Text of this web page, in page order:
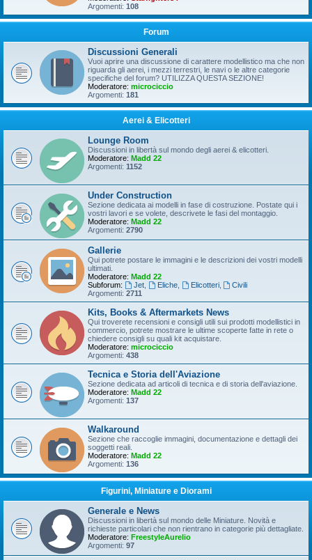
Argomenti: 108
Forum
Discussioni Generali
Vuoi aprire una discussione di carattere modellistico ma che non
riguarda gli aerei, i mezzi terrestri, le navi o le altre categorie
specifiche del forum? UTILIZZA QUESTA SEZIONE!
Moderatore: microciccio
Argomenti: 181
Aerei & Elicotteri
Lounge Room
Discussioni in libertà sul mondo degli aerei & elicotteri.
Moderatore: Madd 22
Argomenti: 1152
Under Construction
Sezione dedicata ai modelli in fase di costruzione. Postate qui i
vostri lavori e se volete, descrivete le fasi del montaggio.
Moderatore: Madd 22
Argomenti: 2790
Gallerie
Qui potrete postare le immagini e le descrizioni dei vostri modelli
ultimati.
Moderatore: Madd 22
Subforum:
Jet, Eliche, Elicotteri,
Civili
Argomenti: 2711
Kits, Books & Aftermarkets News
Qui troverete recensioni e consigli utili sui prodotti modellistici in
commercio, potrete mostrare le ultime scoperte fatte in rete o
chiedere consigli su quali kit acquistare.
Moderatore: microciccio
Argomenti: 438
Tecnica e Storia dell'Aviazione
Sezione dedicata ad articoli di tecnica e di storia dell'aviazione.
Moderatore: Madd 22
Argomenti: 137
Walkaround
Sezione che raccoglie immagini, documentazione e dettagli dei
soggetti reali.
Moderatore: Madd 22
Argomenti: 136
Figurini, Miniature e Diorami
Generale e News
Discussioni in libertà sul mondo delle Miniature. Novità e
richieste particolari che non rientrano in categorie più dettagliate.
Moderatore: FreestyleAurelio
Argomenti: 97